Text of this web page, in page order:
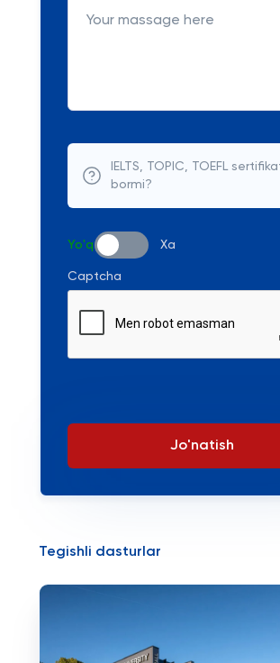
IELTS, TOPIC, TOEFL
bormi?
Yo'q Xa
Captcha
Jo'natish
Tegishli dasturlar